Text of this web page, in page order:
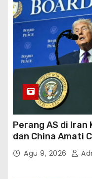
Perang AS di
dan China Amati
Agu 9, 2026